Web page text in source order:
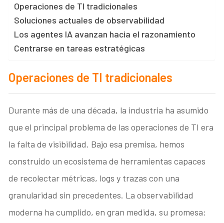
Operaciones de TI tradicionales
Soluciones actuales de observabilidad
Los agentes IA avanzan hacia el razonamiento
Centrarse en tareas estratégicas
Operaciones de TI tradicionales
Durante más de una década, la industria ha asumido
que el principal problema de las operaciones de TI era
la falta de visibilidad. Bajo esa premisa, hemos
construido un ecosistema de herramientas capaces
de recolectar métricas, logs y trazas con una
granularidad sin precedentes. La observabilidad
moderna ha cumplido, en gran medida, su promesa: